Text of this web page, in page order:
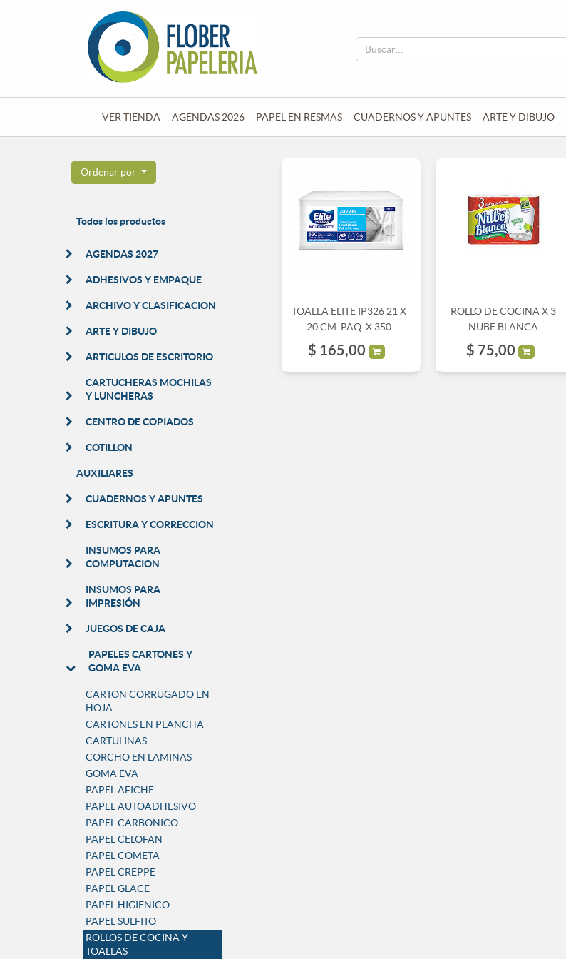
VER TIENDA AGENDAS 2026 PAPEL EN RESMAS CUADERNOS Y APUNTES ARTE Y DIBUJO
Ordenar por
Todos los productos
AGENDAS 2027
ADHESIVOS Y EMPAQUE
ARCHIVO Y CLASIFICACION
ARTE Y DIBUJO
ARTICULOS DE ESCRITORIO
CARTUCHERAS MOCHILAS
Y LUNCHERAS
CENTRO DE COPIADOS
COTILLON
AUXILIARES
CUADERNOS Y APUNTES
ESCRITURA Y CORRECCION
INSUMOS PARA
COMPUTACION
INSUMOS PARA
IMPRESIÓN
JUEGOS DE CAJA
PAPELES CARTONES Y
GOMA EVA
CARTON CORRUGADO EN
HOJA
CARTONES EN PLANCHA
CARTULINAS
CORCHO EN LAMINAS
GOMA EVA
PAPEL AFICHE
PAPEL AUTOADHESIVO
PAPEL CARBONICO
PAPEL CELOFAN
PAPEL COMETA
PAPEL CREPPE
PAPEL GLACE
PAPEL HIGIENICO
PAPEL SULFITO
ROLLOS DE COCINA Y
TOALLAS
TOALLA ELITE IP326 21 X
20 CM. PAQ. X 350
$ 165,00
ROLLO DE COCINA X 3
NUBE BLANCA
$ 75,00